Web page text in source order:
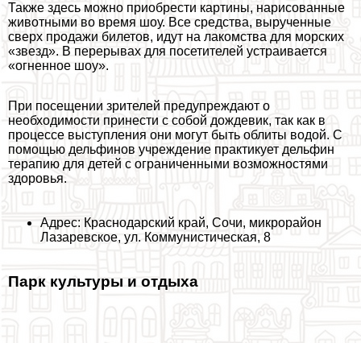
Также здесь можно приобрести картины, нарисованные
животными во время шоу. Все средства, вырученные
сверх продажи билетов, идут на лакомства для морских
«звезд». В перерывах для посетителей устраивается
«огненное шоу».
При посещении зрителей предупреждают о
необходимости принести с собой дождевик, так как в
процессе выступления они могут быть облиты водой. С
помощью дельфинов учреждение пpaктикует дельфин
терапию для детей с ограниченными возможностями
здоровья.
Адрес: Краснодарский край, Сочи, микрорайон
Лазаревское, ул. Коммунистическая, 8
Парк культуры и отдыха